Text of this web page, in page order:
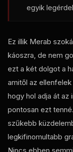
egyik
Ez illik Merab
káoszra, de nem
ezt a két dolgot a
amitől az
hogy hol adja át az
pontosan ezt
szűkebb
legkifinomultabb